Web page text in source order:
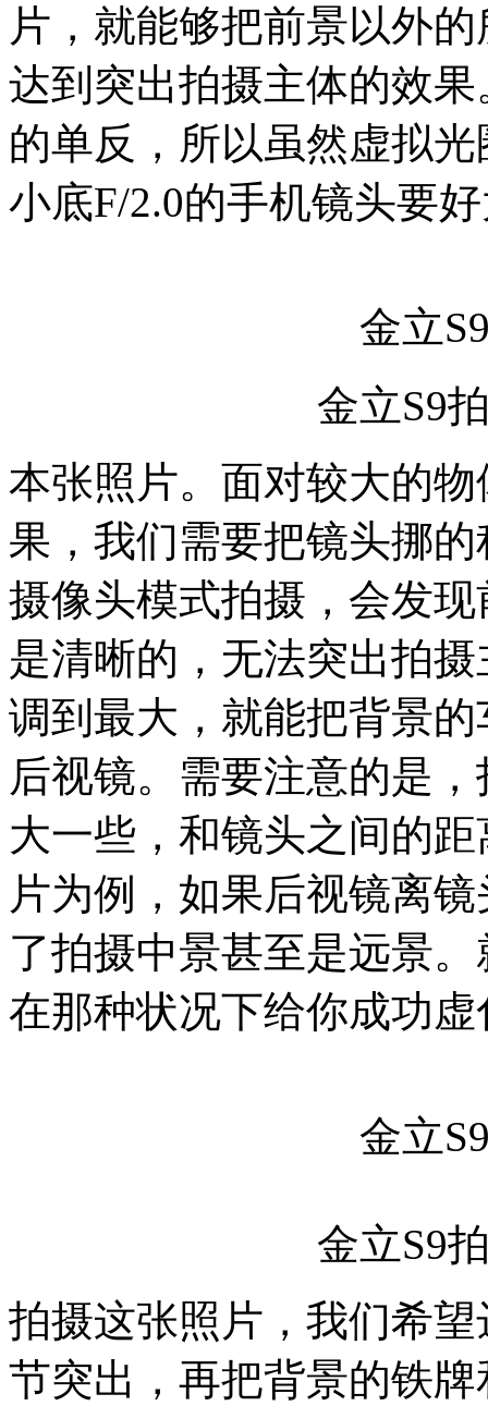
片，就能够把前景以外
达到突出拍摄主体的效
的单反，所以虽然虚拟
小底F/2.0的手机镜头要
金立
金立S9
本张照片。面对较大的
果，我们需要把镜头挪
摄像头模式拍摄，会发
是清晰的，无法突出拍
调到最大，就能把背景
后视镜。需要注意的是
大一些，和镜头之间的
片为例，如果后视镜离
了拍摄中景甚至是远景
在那种状况下给你成功
金立
金立S9
拍摄这张照片，我们希
节突出，再把背景的铁